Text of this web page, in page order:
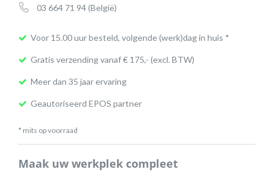
Maak uw werkplek compleet
03 664 71 94(België)
Voor 15.00 uur besteld, volgende (werk)dag in huis *
Gratis verzending vanaf € 175,- (excl. BTW)
Meer dan 35 jaar ervaring
Geautoriseerd EPOS partner
* mits op voorraad